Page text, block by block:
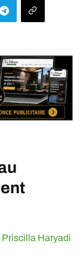
Priscilla Haryadi